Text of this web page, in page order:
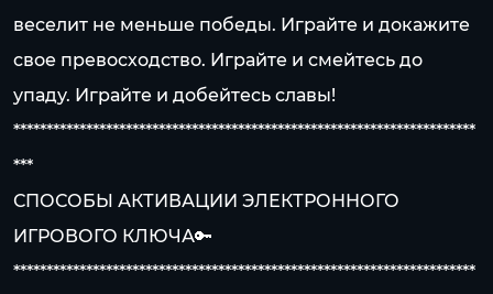
веселит не меньше победы. Играйте и докажите
свое превосходство. Играйте и смейтесь до
упаду. Играйте и добейтесь славы!
**********************************************************************
***
СПОСОБЫ АКТИВАЦИИ ЭЛЕКТРОННОГО
ИГРОВОГО КЛЮЧА🔑
**********************************************************************